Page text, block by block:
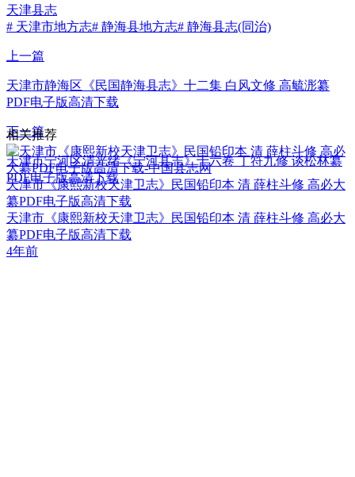
天津县志
# 天津市地方志# 静海县地方志# 静海县志(同治)
上一篇
天津市静海区《民国静海县志》十二集 白风文修 高毓浵纂
PDF电子版高清下载
下一篇
天津市宁河区清光绪《宁河县志》十六卷 丁符九修 谈松林纂
PDF电子版高清下载
相关推荐
天津市《康熙新校天津卫志》民国铅印本 清 薛柱斗修 高必大
纂PDF电子版高清下载
天津市《康熙新校天津卫志》民国铅印本 清 薛柱斗修 高必大
纂PDF电子版高清下载
4年前